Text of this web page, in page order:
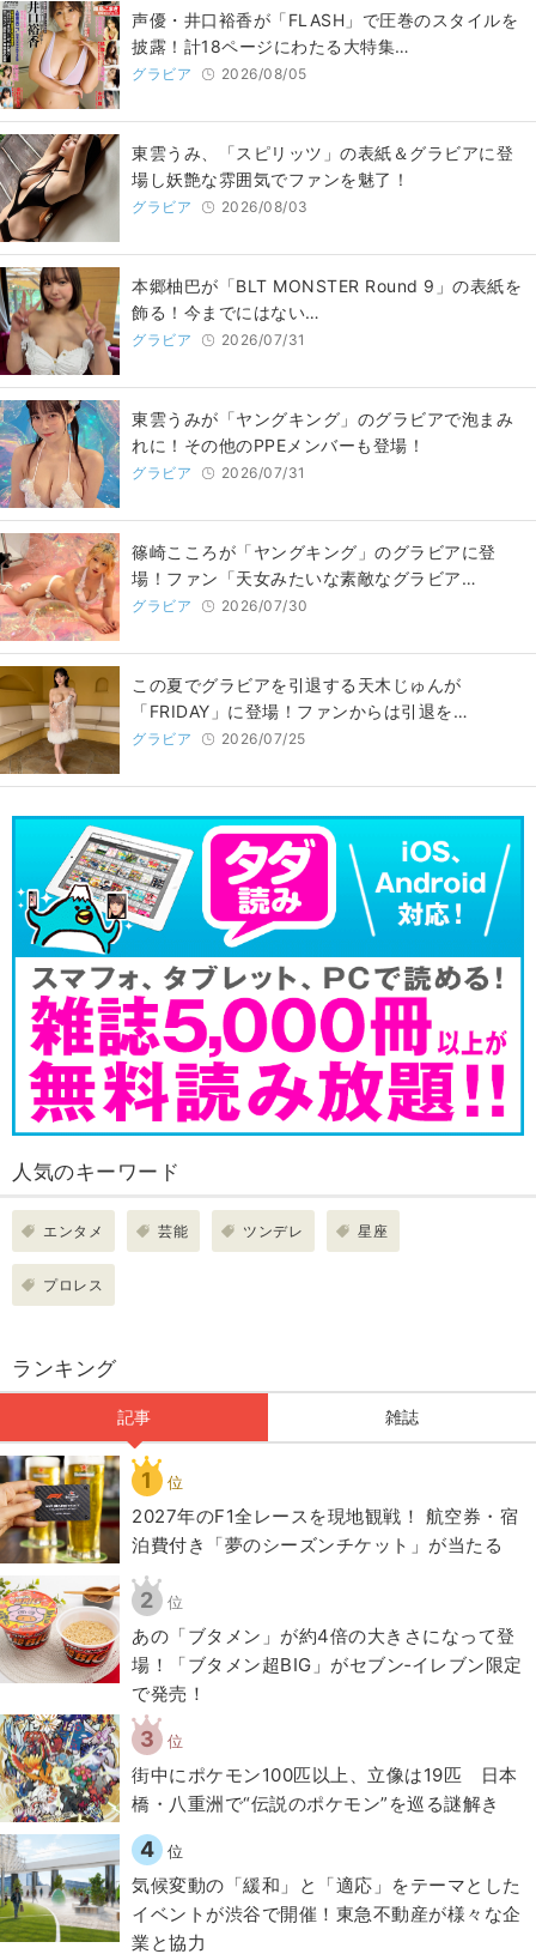
声優・井口裕香が「FLASH」で圧巻のスタイルを
披露！計18ページにわたる大特集…
グラビア 2026/08/05
東雲うみ、「スピリッツ」の表紙＆グラビアに登
場し妖艶な雰囲気でファンを魅了！
グラビア 2026/08/03
本郷柚巴が「BLT MONSTER Round 9」の表紙を
飾る！今までにはない…
グラビア 2026/07/31
東雲うみが「ヤングキング」のグラビアで泡まみ
れに！その他のPPEメンバーも登場！
グラビア 2026/07/31
篠崎こころが「ヤングキング」のグラビアに登
場！ファン「天女みたいな素敵なグラビア…
グラビア 2026/07/30
この夏でグラビアを引退する天木じゅんが
「FRIDAY」に登場！ファンからは引退を…
グラビア 2026/07/25
人気のキーワード
エンタメ 芸能 ツンデレ 星座
プロレス
ランキング
記事 雑誌
1 位
2027年のF1全レースを現地観戦！ 航空券・宿
泊費付き「夢のシーズンチケット」が当たる
2 位
あの「ブタメン」が約4倍の大きさになって登
場！「ブタメン超BIG」がセブン‐イレブン限定
で発売！
3 位
街中にポケモン100匹以上、立像は19匹 日本
橋・八重洲で“伝説のポケモン”を巡る謎解き
4 位
気候変動の「緩和」と「適応」をテーマとした
イベントが渋谷で開催！東急不動産が様々な企
業と協力